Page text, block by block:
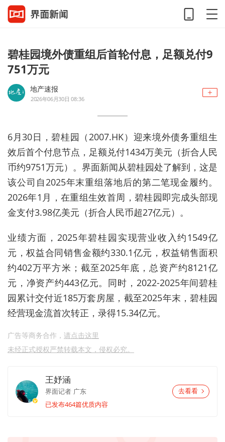
碧桂园境外债重组后首轮付息，足额兑付9
751万元
地产速报
2026年06月30日 08:36
6月30日， 碧桂园 （2007.HK）迎来境外债务重组生
效后首个付息节点，足额兑付1434万美元（折合人民
币约9751万元）。界面新闻从碧桂园处了解到，这是
该公司自2025年末重组落地后的第二笔现金履约。
2026年1月，在重组生效首周， 碧桂园即完成头部现
金支付3.98亿美元（折合人民币超27亿元）。
业绩方面，2025年碧桂园 实现营业收入约1549亿
元，权益合同销售金额约330.1亿元，权益销售面积
约402万平方米；截至2025年底，总资产约8121亿
元，净资产约443亿元。同时，2022-2025年间碧桂
园累计交付近185万套房屋，截至2025年末， 碧桂园
经营现金流首次转正，录得15.34亿元。
广告等商务合作， 请点击这里
未经正式授权严禁转载本文，侵权必究。
王妤涵
界面记者 广东
已发布464篇优质内容
去看看